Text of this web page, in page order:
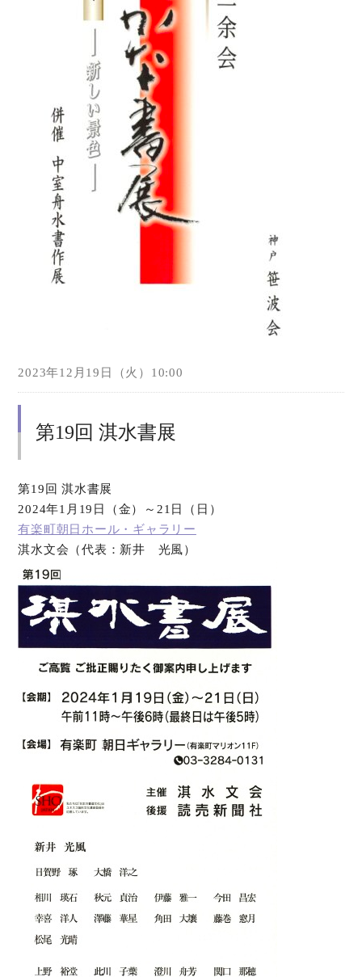
2023年12月19日（火）10:00
第19回 淇水書展
第19回 淇水書展
2024年1月19日（金）～21日（日）
有楽町朝日ホール・ギャラリー
淇水文会（代表：新井 光風）